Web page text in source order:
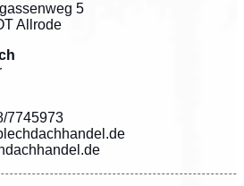
5
Allrode
7745973